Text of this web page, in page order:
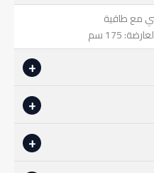
مع طاقية
القطع بشكل بسيط جداً على
أثناء التصوير، أو بسبب